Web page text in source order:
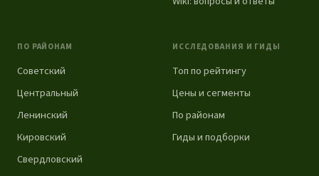
ПО РАЙОНАМ
Советский
Центральный
Ленинский
Кировский
Свердловский
ИССЛЕДОВАНИЯ И ГИДЫ
Топ по рейтингу
Цены и сегменты
По районам
Гиды и подборки